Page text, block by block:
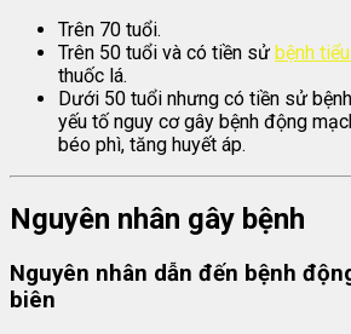
Trên 70 tuổi.
Trên 50 tuổi và có tiền sử bệnh
thuốc lá.
Dưới 50 tuổi nhưng có tiền sử
yếu tố nguy cơ gây bệnh động
béo phì, tăng huyết áp.
Nguyên nhân gây bệnh
Nguyên nhân dẫn đến bệnh
biên